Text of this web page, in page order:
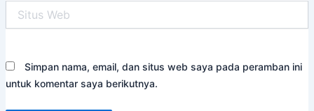
Web
Simpan nama, email, dan situs web saya pada peramban ini
untuk komentar saya berikutnya.